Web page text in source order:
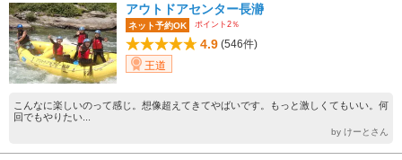
アウトドアセンター長瀞
ネット予約OK ポイント2％
4.9 (546件)
王道
こんなに楽しいのって感じ。想像超えてきてやばいです。もっと激しくてもいい。何
回でもやりたい...
by けーとさん